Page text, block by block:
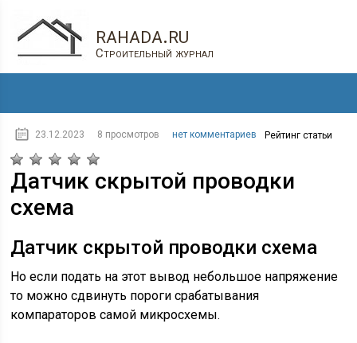
rahada.ru
Строительный журнал
23.12.2023 8 просмотров нет комментариев Рейтинг статьи
Датчик скрытой проводки
схема
Датчик скрытой проводки схема
Но если подать на этот вывод небольшое напряжение
то можно сдвинуть пороги срабатывания
компараторов самой микросхемы.